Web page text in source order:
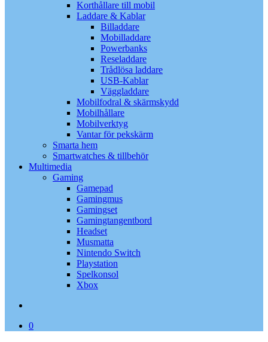
Korthållare till mobil
Laddare & Kablar
Billaddare
Mobilladdare
Powerbanks
Reseladdare
Trådlösa laddare
USB-Kablar
Väggladdare
Mobilfodral & skärmskydd
Mobilhållare
Mobilverktyg
Vantar för pekskärm
Smarta hem
Smartwatches & tillbehör
Multimedia
Gaming
Gamepad
Gamingmus
Gamingset
Gamingtangentbord
Headset
Musmatta
Nintendo Switch
Playstation
Spelkonsol
Xbox
0